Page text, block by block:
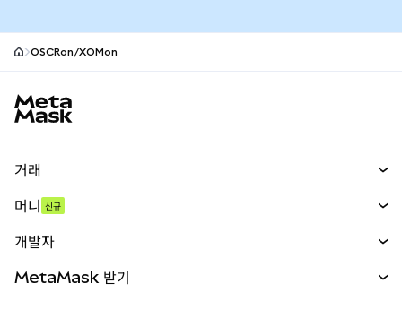
OSCRon/XOMon
거래
무기한 선물
실물자산
머니 신규
개발자
MetaMask 받기